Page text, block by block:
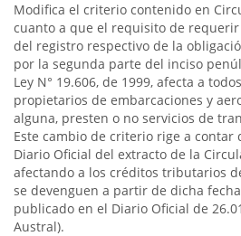
Modifica el criterio contenido en
cuanto a que el requisito de
del registro respectivo de la
por la segunda parte del inciso
Ley N° 19.606, de 1999, afecta a
propietarios de embarcaciones y
alguna, presten o no servicios de
Este cambio de criterio rige a contar
Diario Oficial del extracto de la
afectando a los créditos tributarios
se devenguen a partir de dicha
publicado en el Diario Oficial de
Austral).